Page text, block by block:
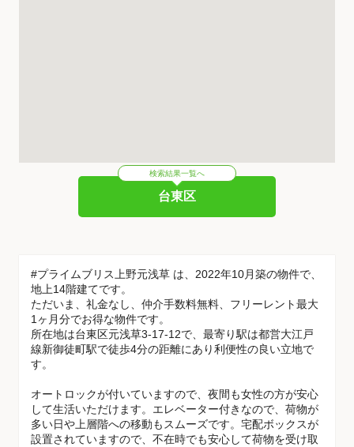
検索結果一覧へ
台東区
#プライムブリス上野元浅草 は、2022年10月築の物件で、
地上14階建てです。
ただいま、礼金なし、仲介手数料無料、フリーレント最大
1ヶ月分でお得な物件です。
所在地は台東区元浅草3-17-12で、最寄り駅は都営大江戸
線新御徒町駅で徒歩4分の距離にあり利便性の良い立地で
す。
オートロックが付いていますので、夜間も女性の方が安心
して生活いただけます。エレベーター付きなので、荷物が
多い日や上層階への移動もスムーズです。宅配ボックスが
設置されていますので、不在時でも安心して荷物を受け取